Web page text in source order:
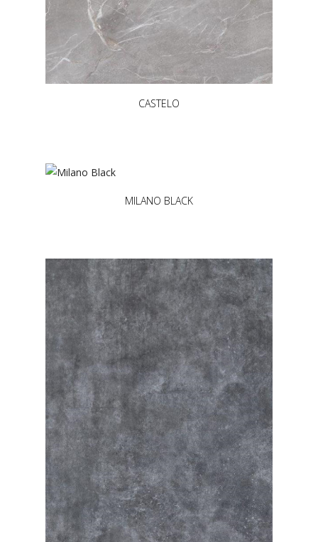
CASTELO
MILANO BLACK